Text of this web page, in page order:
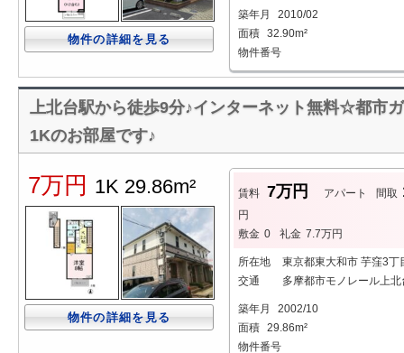
物件の詳細を見る
築年月
2010/02
面積 32.90m²
物件番号
上北台駅から徒歩9分♪インターネット無料☆都市
1Kのお部屋です♪
7万円 1K 29.86m²
物件の詳細を見る
賃料 7万円 アパート 間取
円
敷金 0 礼金 7.7万円
所在地
東京都東大和市 芋窪3丁
交通
多摩都市モノレール上
築年月
2002/10
面積 29.86m²
物件番号